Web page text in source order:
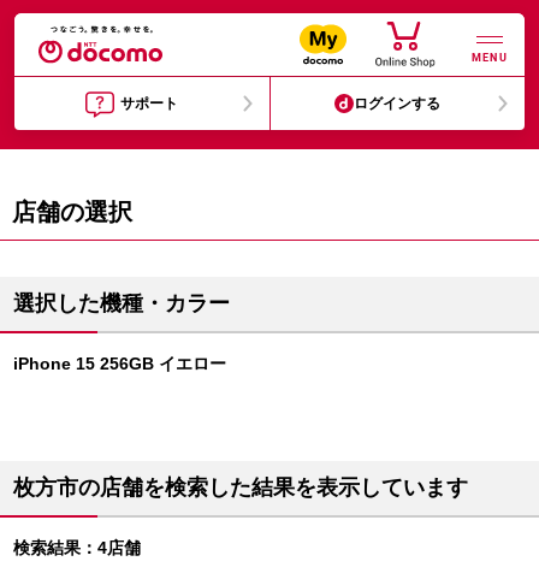
MENU
サポート ログインする
店舗の選択
選択した機種・カラー
iPhone 15 256GB イエロー
枚方市の店舗を検索した結果を表示しています
検索結果：4店舗